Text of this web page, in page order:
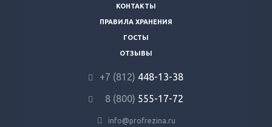
КОНТАКТЫ
ПРАВИЛА ХРАНЕНИЯ
ГОСТЫ
ОТЗЫВЫ
+7 (812) 448-13-38
8 (800) 555-17-72
info@profrezina.ru